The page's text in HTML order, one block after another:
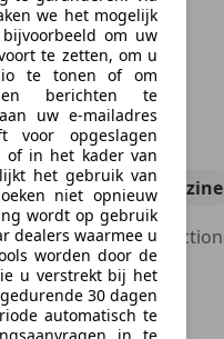
56.110 km Benzine
we het mogelijk
om uw
te zetten, om u
te tonen of om
en berichten te
uw e-mailadres
opgeslagen
of in het kader van
het gebruik van
niet opnieuw
wordt op gebruik
dealers waarmee u
worden door de
u verstrekt bij het
30 dagen
automatisch te
in te